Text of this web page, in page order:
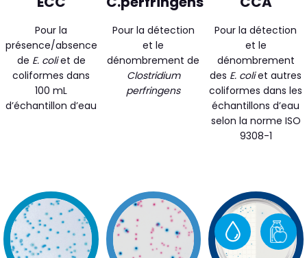
Pour la
présence/absence
de E. coliet de
coliformes dans
100 mL
d’échantillon d’eau
Pour la détection
et le
dénombrement de
Clostridium
perfringens
Pour la détection
et le
dénombrement
des E. coliet autres
coliformes dans les
échantillons d’eau
selon la norme ISO
9308-1